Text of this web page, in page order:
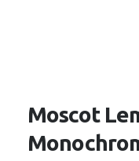
Moscot